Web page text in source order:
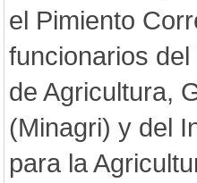
el Pimiento
funcionarios
de Agricultura,
(Minagri) y del
para la